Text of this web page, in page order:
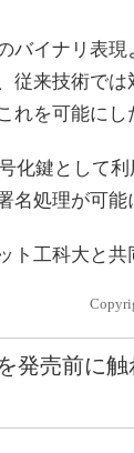
イナリ表現
従来技術で
れを可能にし
化鍵として
処理が可能
工科大と共
発売前に